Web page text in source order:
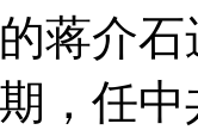
蒋介
，任